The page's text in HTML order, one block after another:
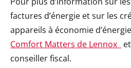
factures d’énergie et sur les
appareils à économie
Comfort Matters de Lennox
conseiller fiscal.